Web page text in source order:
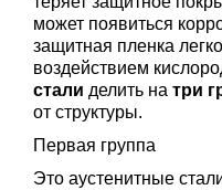
может появиться
защитная пленка
воздействием
стали делить на три
от структуры.
Первая группа
Это аустенитные